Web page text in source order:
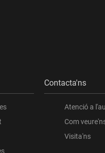
Contacta'ns
Atenció a
Com
Visita'ns